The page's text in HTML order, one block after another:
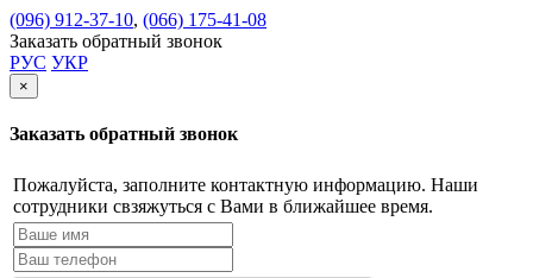
(096) 912-37-10, (066) 175-41-08
Заказать обратный звонок
РУС УКР
×
Заказать обратный звонок
Пожалуйста, заполните контактную информацию. Наши
сотрудники свзяжуться с Вами в ближайшее время.